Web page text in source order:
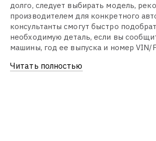
долго, следует выбирать модель,
производителем для конкретного
консультанты смогут быстро
необходимую деталь, если вы
машины, год ее выпуска и номер VIN/
Читать полностью